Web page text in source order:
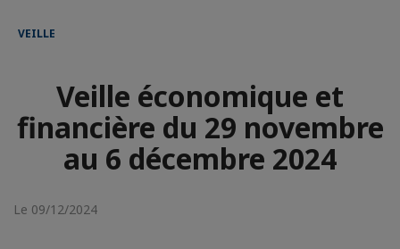
VEILLE
Veille économique et
financière du 29 novembre
au 6 décembre 2024
Le 09/12/2024